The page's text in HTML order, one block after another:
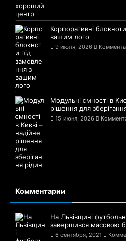
Корпоративні
вашим лого
9 июля, 2026
Модульні ємності в
рішення для
15 июня, 2026
Комментарии
На Львівщині
завершився масовою
6 сентября, 2021